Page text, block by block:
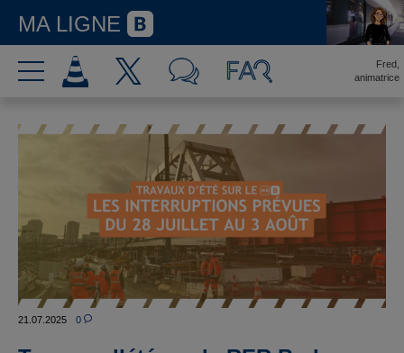
MA LIGNE
Fred,
animatrice
21.07.2025 0